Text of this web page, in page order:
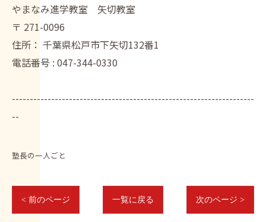
やまなみ進学教室 矢切教室
〒 271-0096
住所： 千葉県松戸市下矢切132番1
電話番号 : 047-344-0330
--------------------------------------------------------------------
--
塾長の一人ごと
< 前のページ 一覧に戻る 次のページ >